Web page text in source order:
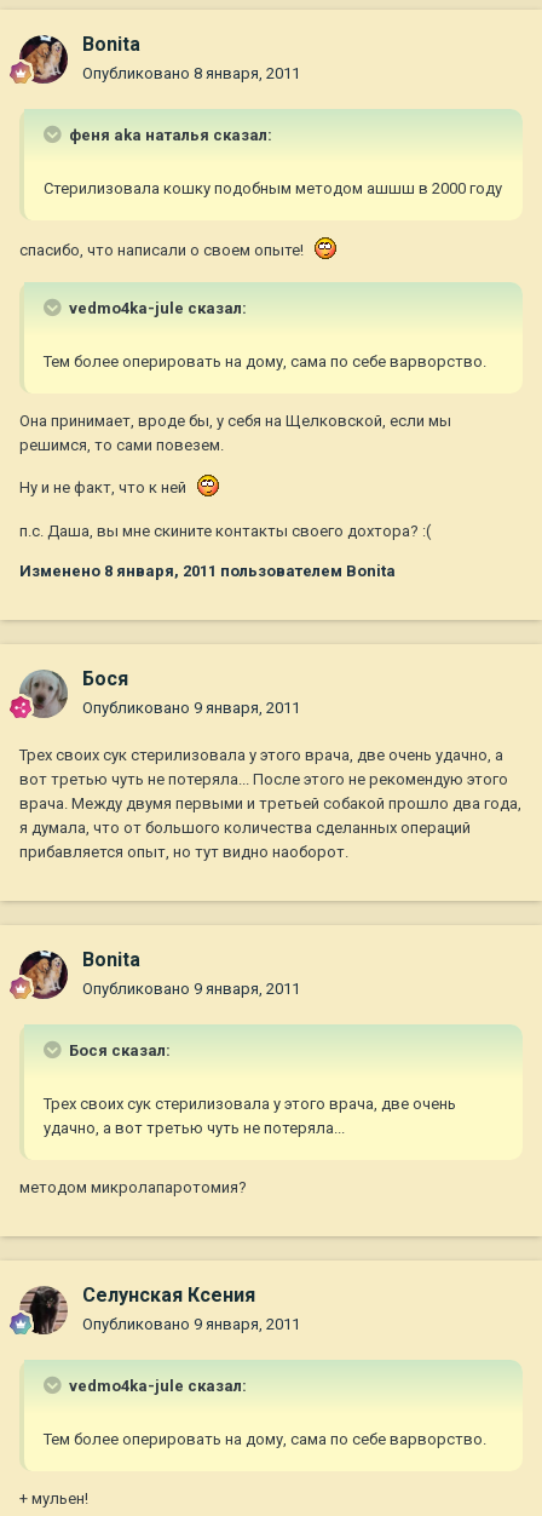
Bonita
Опубликовано 8 января, 2011
феня aka наталья сказал:
Стерилизовала кошку подобным методом ашшш в 2000 году
спасибо, что написали о своем опыте!
vedmo4ka-jule сказал:
Тем более оперировать на дому, сама по себе варворство.
Она принимает, вроде бы, у себя на Щелковской, если мы
решимся, то сами повезем.
Ну и не факт, что к ней
п.с. Даша, вы мне скините контакты своего дохтора? :(
Изменено 8 января, 2011 пользователем Bonita
Бося
Опубликовано 9 января, 2011
Трех своих сук стерилизовала у этого врача, две очень удачно, а
вот третью чуть не потеряла... После этого не рекомендую этого
врача. Между двумя первыми и третьей собакой прошло два года,
я думала, что от большого количества сделанных операций
прибавляется опыт, но тут видно наоборот.
Bonita
Опубликовано 9 января, 2011
Бося сказал:
Трех своих сук стерилизовала у этого врача, две очень
удачно, а вот третью чуть не потеряла...
методом микролапаротомия?
Селунская Ксения
Опубликовано 9 января, 2011
vedmo4ka-jule сказал:
Тем более оперировать на дому, сама по себе варворство.
+ мульен!